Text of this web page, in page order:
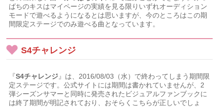
ばちのキスはマイページの実績を見る限りいずれオーディション
モードで遊べるようになるとは思いますが、今のところはこの期
間限定ステージでのみ遊べる曲となっています。
S4チャレンジ
『S4チャレンジ』は、2016/08/03（水）で終わってしまう期間限
定ステージです。公式サイトには期間は書かれていませんが、2
弾シーズンサマーと同時に発売されたビジュアルファンブックに
は終了期間が明記されており、おそらくこちらが正しいでしょ